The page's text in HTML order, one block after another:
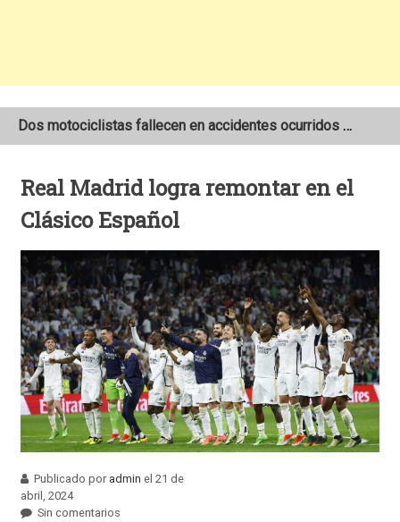
Dos motociclistas fallecen en accidentes ocurridos en la Carretera Nueva a León
NOAA mantiene pronóstico de una temporada de huracanes por debajo de lo normal en el Atlántico
Real Madrid logra remontar en el
Clásico Español
Publicado por admin el 21 de
abril, 2024
Sin comentarios